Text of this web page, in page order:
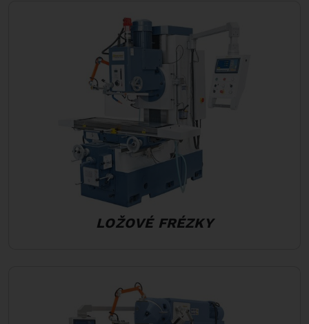
LOŽOVÉ FRÉZKY